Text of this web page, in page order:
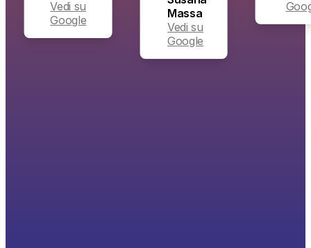
Vedi su
Google
Massa
Vedi su
Google